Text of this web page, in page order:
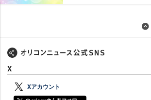
X
Xアカウント